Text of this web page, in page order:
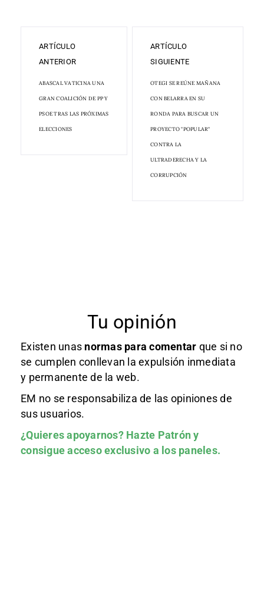
ARTÍCULO
ANTERIOR
ABASCAL VATICINA UNA
GRAN COALICIÓN DE PP Y
PSOE TRAS LAS PRÓXIMAS
ELECCIONES
ARTÍCULO
SIGUIENTE
OTEGI SE REÚNE MAÑANA
CON BELARRA EN SU
RONDA PARA BUSCAR UN
PROYECTO "POPULAR"
CONTRA LA
ULTRADERECHA Y LA
CORRUPCIÓN
Tu opinión
Existen unas normas para comentar que si no
se cumplen conllevan la expulsión inmediata
y permanente de la web.
EM no se responsabiliza de las opiniones de
sus usuarios.
¿Quieres apoyarnos? Hazte Patróny
consigue acceso exclusivo a los paneles.